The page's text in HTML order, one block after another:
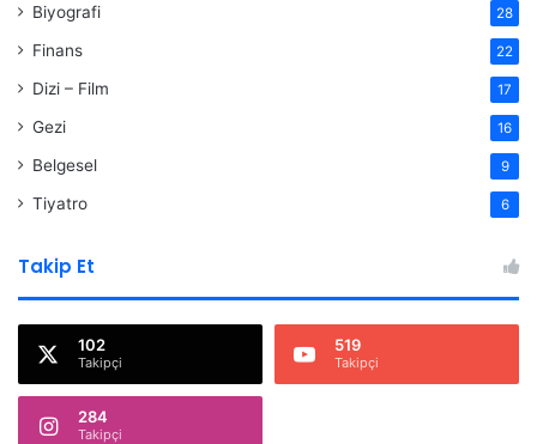
Biyografi 28
Finans 22
Dizi – Film 17
Gezi 16
Belgesel 9
Tiyatro 6
Takip Et
102
Takipçi
519
Takipçi
284
Takipçi